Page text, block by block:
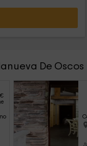
De Oscos
€